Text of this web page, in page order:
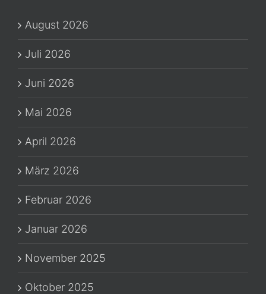
August 2026
Juli 2026
Juni 2026
Mai 2026
April 2026
März 2026
Februar 2026
Januar 2026
November 2025
Oktober 2025